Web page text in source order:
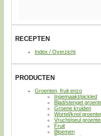
RECEPTEN
Index / Overzicht
PRODUCTEN
Groenten, fruit enzo
Ingemaakt/pickled
Blad/stengel
Groene kruiden
Wortel/knol
Vrucht/peul
Fruit
Bloemen